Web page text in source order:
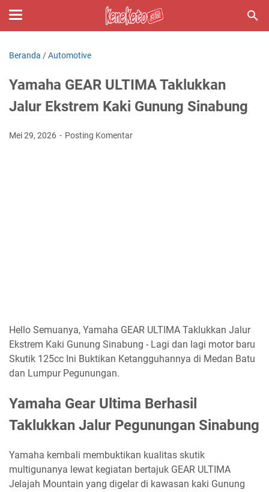
Beranda /Automotive
Yamaha GEAR ULTIMA Taklukkan
Jalur Ekstrem Kaki Gunung Sinabung
Mei 29, 2026 Posting Komentar
Hello Semuanya, Yamaha GEAR ULTIMA Taklukkan Jalur
Ekstrem Kaki Gunung Sinabung - Lagi dan lagi motor baru
Skutik 125cc Ini Buktikan Ketangguhannya di Medan Batu
dan Lumpur Pegunungan.
Yamaha Gear Ultima Berhasil
Taklukkan Jalur Pegunungan Sinabung
Yamaha kembali membuktikan kualitas skutik
multigunanya lewat kegiatan bertajuk GEAR ULTIMA
Jelajah Mountain yang digelar di kawasan kaki Gunung